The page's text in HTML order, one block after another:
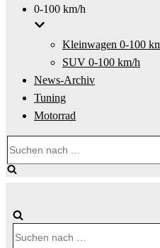
0-100 km/h
Kleinwagen 0-100
SUV 0-100 km/h
News-Archiv
Tuning
Motorrad
nach …
nach …